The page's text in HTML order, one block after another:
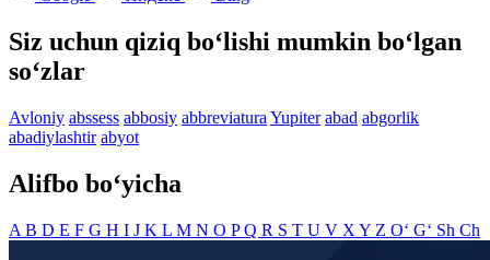
Siz uchun qiziq bo‘lishi mumkin bo‘lgan
so‘zlar
Avloniy abssess abbosiy abbreviatura Yupiter abad abgorlik
abadiylashtir abyot
Alifbo bo‘yicha
A B D E F G H I J K L M N O PQ R S T U V X Y Z O‘ G‘ Sh Ch